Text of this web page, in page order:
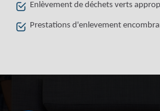
Enlèvement de déchets verts
Prestations d'enlevement